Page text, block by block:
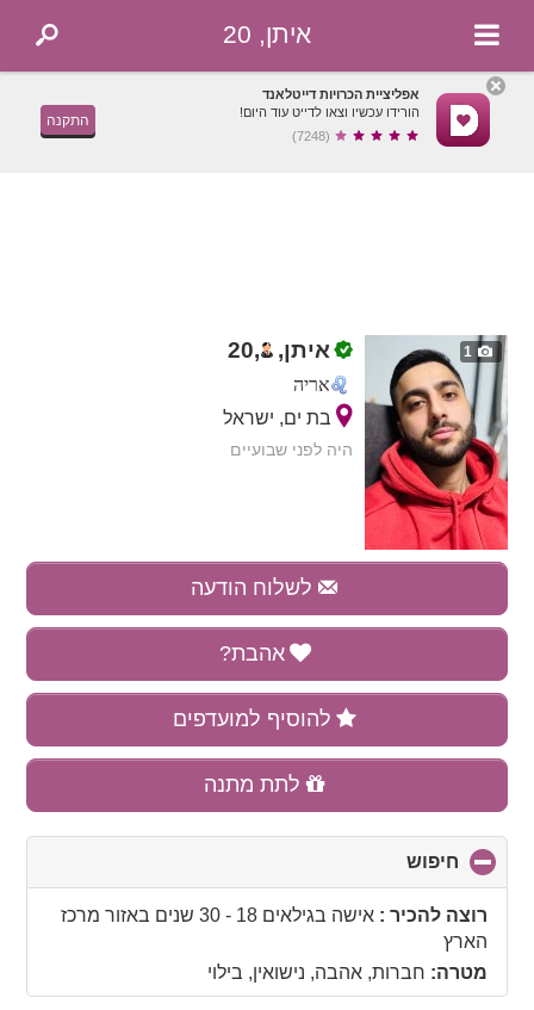
איתן, 20
אפליציית הכרויות דייטלאנד
הורידו עכשיו וצאו לדייט עוד היום!
(7248)
התקנה
1 איתן, ,
20
אריה
בת ים, ישראל
היה לפני שבועיים
לשלוח הודעה
אהבת?
להוסיף למועדפים
לתת מתנה
חיפוש
to
collapseרוצה להכיר :אישה בגילאים 18 - 30 שנים באזור מרכז
הארץ
מטרה: חברות, אהבה, נישואין, בילוי